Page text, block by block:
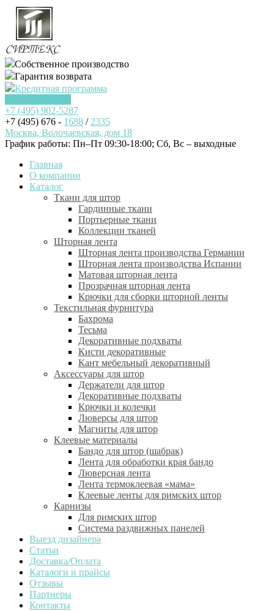
Собственное производство
Гарантия возврата
Кредитная программа
+7 (495) 902-5287
+7 (495) 676 - 1688 / 2335
Москва, Волочаевская, дом 18
График работы: Пн–Пт 09:30-18:00; Cб, Вс – выходные
Главная
О компании
Каталог
Ткани для штор
Гардинные ткани
Портьерные ткани
Коллекции тканей
Шторная лента
Шторная лента производства Германии
Шторная лента производства Испании
Матовая шторная лента
Прозрачная шторная лента
Крючки для сборки шторной ленты
Текстильная фурнитура
Бахрома
Тесьма
Декоративные подхваты
Кисти декоративные
Кант мебельный декоративный
Аксессуары для штор
Держатели для штор
Декоративные подхваты
Крючки и колечки
Люверсы для штор
Магниты для штор
Клеевые материалы
Бандо для штор (шабрак)
Лента для обработки края бандо
Люверсная лента
Лента термоклеевая «мама»
Клеевые ленты для римских штор
Карнизы
Для римских штор
Система раздвижных панелей
Выезд дизайнера
Статьи
Доставка/Оплата
Каталоги и прайсы
Отзывы
Партнеры
Контакты